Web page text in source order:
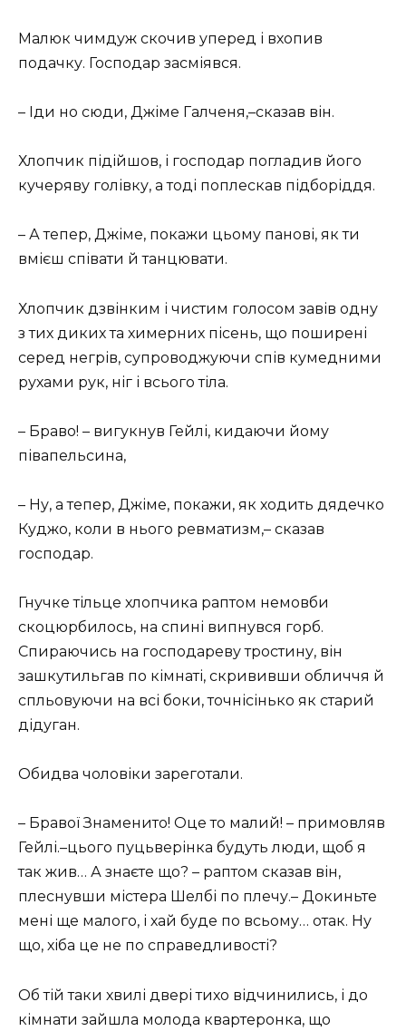
Малюк чимдуж скочив уперед і вхопив
подачку. Господар засміявся.
– Іди но сюди, Джіме Галченя,–сказав він.
Хлопчик підійшов, і господар погладив його
кучеряву голівку, а тоді поплескав підборіддя.
– А тепер, Джіме, покажи цьому панові, як ти
вмієш співати й танцювати.
Хлопчик дзвінким і чистим голосом завів одну
з тих диких та химерних пісень, що поширені
серед негрів, супроводжуючи спів кумедними
рухами рук, ніг і всього тіла.
– Браво! – вигукнув Гейлі, кидаючи йому
півапельсина,
– Ну, а тепер, Джіме, покажи, як ходить дядечко
Куджо, коли в нього ревматизм,– сказав
господар.
Гнучке тільце хлопчика раптом немовби
скоцюрбилось, на спині випнувся горб.
Спираючись на господареву тростину, він
зашкутильгав по кімнаті, скрививши обличчя й
спльовуючи на всі боки, точнісінько як старий
дідуган.
Обидва чоловіки зареготали.
– Бравої Знаменито! Оце то малий! – примовляв
Гейлі.–цього пуцьверінка будуть люди, щоб я
так жив… А знаєте що? – раптом сказав він,
плеснувши містера Шелбі по плечу.– Докиньте
мені ще малого, і хай буде по всьому… отак. Ну
що, хіба це не по справедливості?
Об тій таки хвилі двері тихо відчинились, і до
кімнати зайшла молода квартеронка, що